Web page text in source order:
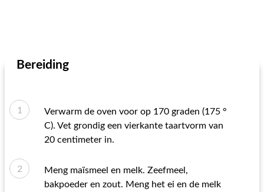
Bereiding
Verwarm de oven voor op 170 graden (175 °
C). Vet grondig een vierkante taartvorm van
20 centimeter in.
Meng maïsmeel en melk. Zeefmeel,
bakpoeder en zout. Meng het ei en de melk